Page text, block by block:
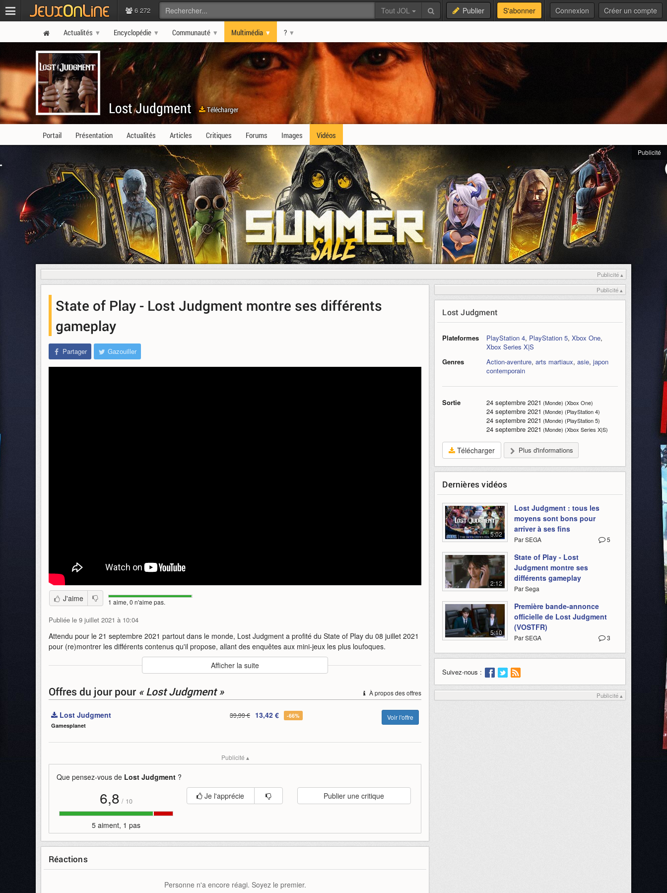
6 272 Tout JOL Publier S'abonner Connexion Créer un compte
Actualités Encyclopédie Communauté Multimédia ?
Lost Judgment Télécharger
Portail Présentation Actualités Articles Critiques Forums Images Vidéos
Publicité
Publicité ▴
State of Play - Lost Judgment montre ses différents
gameplay
Partager Gazouiller
J'aime 1 aime, 0 n'aime pas.
Publiée le 9 juillet 2021 à 10:04
Attendu pour le 21 septembre 2021 partout dans le monde, Lost Judgment a profité du State of Play du 08 juillet 2021
pour (re)montrer les différents contenus qu'il propose, allant des enquêtes aux mini-jeux les plus loufoques.
Mots-clefs
bande-annonce différents gameplay
Afficher la suite
À propos des offres
Offres du jour pour « Lost Judgment »
Lost Judgment
Gamesplanet
39,99 € 13,42 € -66% Voir l'offre
Publicité ▴
Que pensez-vous de Lost Judgment ?
6,8 / 10
5 aiment, 1 pas
Je l'apprécie Publier une critique
Réactions
Personne n'a encore réagi. Soyez le premier.
Publicité ▴
Lost Judgment
Plateformes PlayStation 4, PlayStation 5,Xbox One,
Xbox Series X|S
Genres
Action-aventure,arts martiaux,asie,japon
contemporain
Sortie 24 septembre 2021 (Monde) (Xbox One)
24 septembre 2021 (Monde) (PlayStation 4)
24 septembre 2021 (Monde) (PlayStation 5)
24 septembre 2021 (Monde) (Xbox Series X|S)
Télécharger Plus d'informations
Dernières vidéos
5:02
Lost Judgment : tous les
moyens sont bons pour
arriver à ses fins
5
Par SEGA
2:12
State of Play - Lost
Judgment montre ses
différents gameplay
Par Sega
5:10
Première bande-annonce
officielle de Lost Judgment
(VOSTFR)
3
Par SEGA
Suivez-nous :
Publicité ▴